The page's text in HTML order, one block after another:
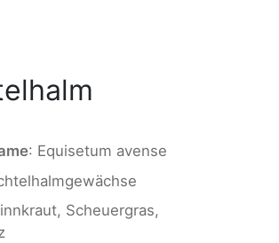
: Equisetum avense
Scheuergras,